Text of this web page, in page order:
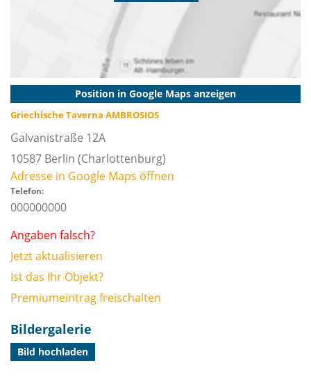
Position in Google Maps anzeigen
Griechische Taverna AMBROSIOS
Galvanistraße 12A
10587 Berlin (Charlottenburg)
Adresse in Google Maps öffnen
Telefon:
000000000
Angaben falsch?
Jetzt aktualisieren
Ist das Ihr Objekt?
Premiumeintrag freischalten
Bildergalerie
Bild hochladen